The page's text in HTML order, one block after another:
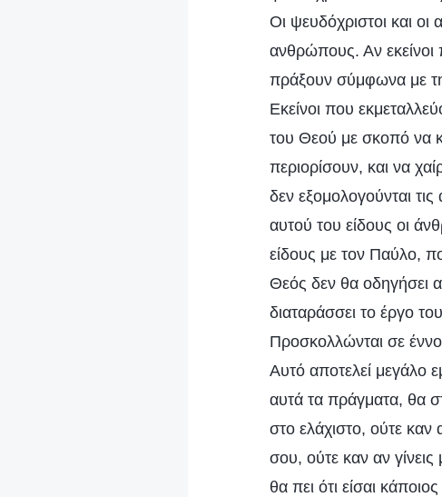
Οι ψευδόχριστοι και
ανθρώπους. Αν
πράξουν σύμφωνα με
Εκείνοι που
του Θεού με σκοπό να
περιορίσουν, και να
δεν εξομολογούνται
αυτού του είδους οι
είδους με τον Παύλο,
Θεός δεν θα οδηγήσει
διαταράσσει το έργο
Προσκολλώνται σε
Αυτό αποτελεί μεγάλο
αυτά τα πράγματα, θα
στο ελάχιστο, ούτε
σου, ούτε καν αν
θα πει ότι είσαι